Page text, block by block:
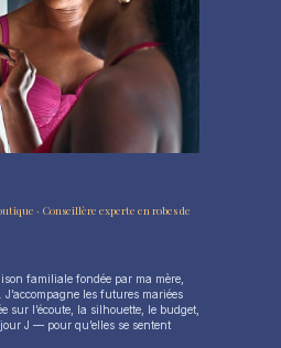
· Conseillère experte en robes de
familiale fondée par ma mère,
les futures mariées
sur l’écoute, la silhouette, le budget,
J — pour qu’elles se sentent